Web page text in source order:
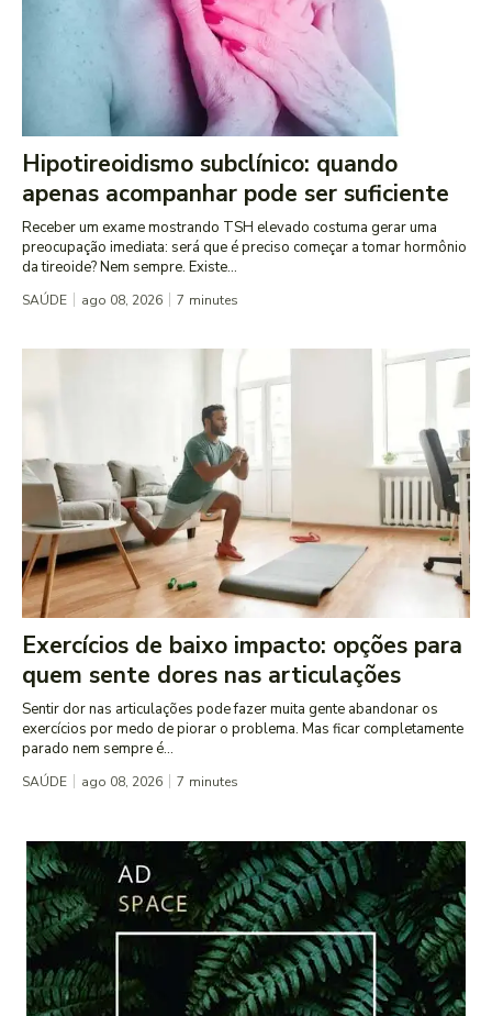
Hipotireoidismo subclínico: quando
apenas acompanhar pode ser suficiente
Receber um exame mostrando TSH elevado costuma gerar uma
preocupação imediata: será que é preciso começar a tomar hormônio
da tireoide? Nem sempre. Existe...
SAÚDE ago 08, 2026 7 minutes
Exercícios de baixo impacto: opções para
quem sente dores nas articulações
Sentir dor nas articulações pode fazer muita gente abandonar os
exercícios por medo de piorar o problema. Mas ficar completamente
parado nem sempre é...
SAÚDE ago 08, 2026 7 minutes